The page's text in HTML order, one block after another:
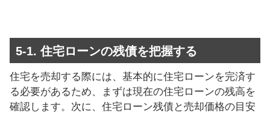
5-1. 住宅ローンの残債を把握する
住宅を売却する際には、基本的に住宅ローンを完済す
る必要があるため、まずは現在の住宅ローンの残高を
確認します。次に、住宅ローン残債と売却価格の目安